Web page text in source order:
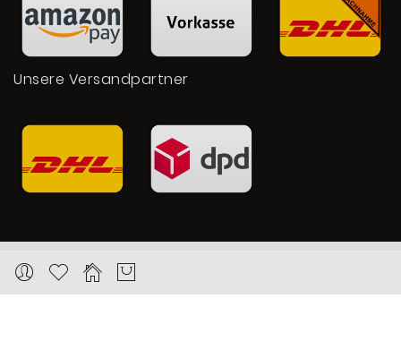
Unsere Versandpartner
Copyright © 2026 Karat24.net